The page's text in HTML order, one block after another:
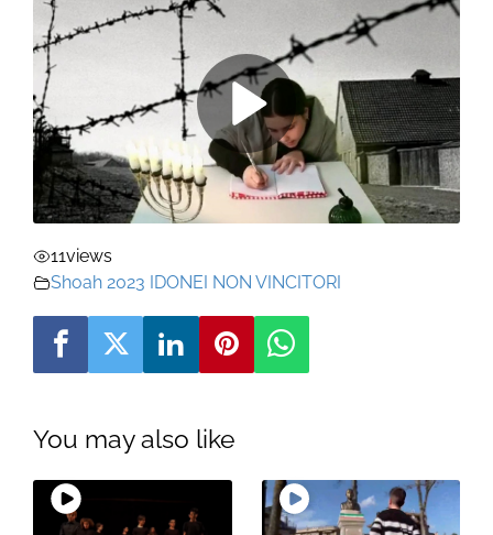
11views
Shoah 2023 IDONEI NON VINCITORI
You may also like